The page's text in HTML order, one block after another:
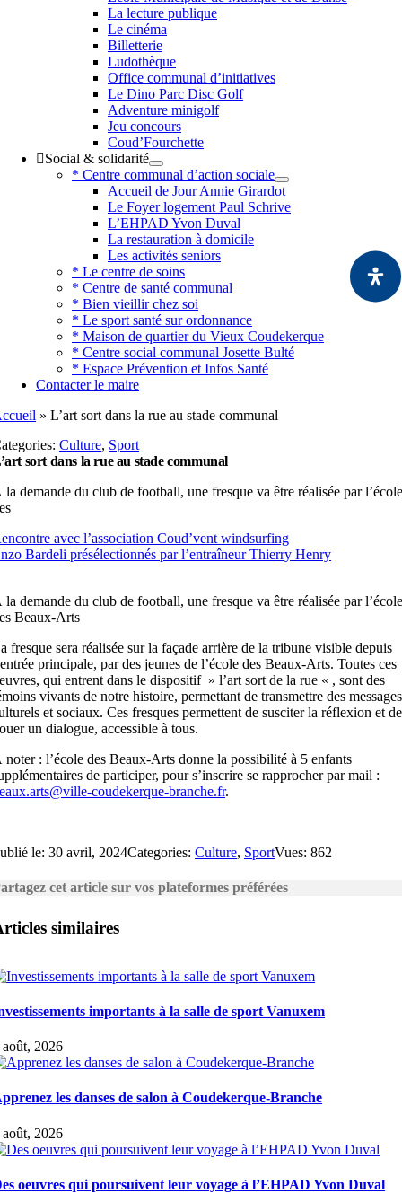
La lecture publique
Le cinéma
Billetterie
Ludothèque
Office communal d’initiatives
Le Dino Parc Disc Golf
Adventure minigolf
Jeu concours
Coud’Fourchette
Social & solidarité
* Centre communal d’action sociale
Accueil de Jour Annie Girardot
Le Foyer logement Paul Schrive
L’EHPAD Yvon Duval
La restauration à domicile
Les activités seniors
* Le centre de soins
* Centre de santé communal
* Bien vieillir chez soi
* Le sport santé sur ordonnance
* Maison de quartier du Vieux Coudekerque
* Centre social communal Josette Bulté
* Espace Prévention et Infos Santé
Contacter le maire
»L’art sort dans la rue au stade communal
Culture, Sport
sort dans la rue au stade communal
la demande du club de football, une fresque va être réalisée par
avec l’association Coud’vent windsurfing
Bardeli présélectionnés par l’entraîneur Thierry Henry
la demande du club de football, une fresque va être réalisée par
Beaux-Arts
fresque sera réalisée sur la façade arrière de la tribune visible depuis
principale, par des jeunes de l’école des Beaux-Arts. Toutes ces
qui entrent dans le dispositif » l’art sort de la rue « , sont des
vivants de notre histoire, permettant de transmettre des messages
et sociaux. Ces fresques permettent de susciter la réflexion et de
un dialogue, accessible à tous.
noter : l’école des Beaux-Arts donne la possibilité à 5 enfants
de participer, pour s’inscrire se rapprocher par mail :
coudekerque-branche.fr.
le: 30 avril, 2024Categories:Culture, SportVues: 862
cet article sur vos plateformes préférées
similaires
importants à la salle de sport Vanuxem
août, 2026
les danses de salon à Coudekerque-Branche
août, 2026
oeuvres qui poursuivent leur voyage à l’EHPAD Yvon Duval